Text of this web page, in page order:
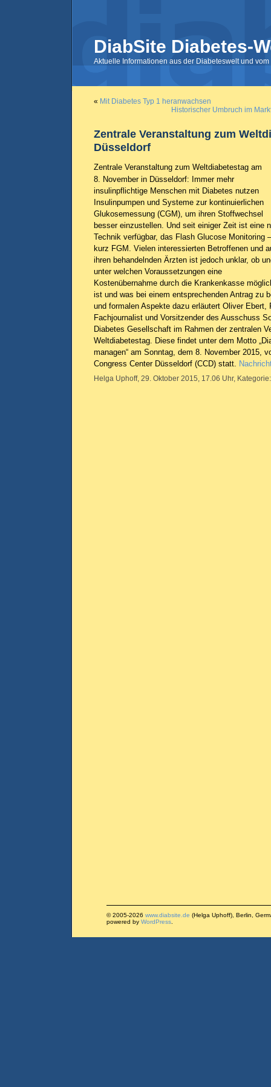
DiabSite Diabetes-
Aktuelle Informationen aus der Diabeteswelt und
« Mit Diabetes Typ 1 heranwachsen
Historischer Umbruch im
Zentrale Veranstaltung zum
Düsseldorf
Zentrale Veranstaltung zum Weltdiabetestag am
8. November in Düsseldorf: Immer mehr
insulinpflichtige Menschen mit Diabetes nutzen
Insulinpumpen und Systeme zur kontinuierlichen
Glukosemessung (CGM), um ihren Stoffwechsel
besser einzustellen. Und seit einiger Zeit ist eine
Technik verfügbar, das Flash Glucose Monitoring –
kurz FGM. Vielen interessierten Betroffenen und
ihren behandelnden Ärzten ist jedoch unklar, ob
unter welchen Voraussetzungen eine
Kostenübernahme durch die Krankenkasse
ist und was bei einem entsprechenden Antrag zu
und formalen Aspekte dazu erläutert Oliver Ebert,
Fachjournalist und Vorsitzender des Ausschuss
Diabetes Gesellschaft im Rahmen der zentralen
Weltdiabetestag. Diese findet unter dem Motto
managen“ am Sonntag, dem 8. November 2015,
Congress Center Düsseldorf (CCD) statt.
Helga Uphoff, 29. Oktober 2015, 17.06 Uhr,
© 2005-2026 www.diabsite.de (Helga Uphoff), Berlin,
powered by WordPress.